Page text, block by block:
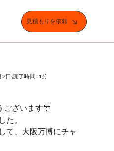
見積もりを依頼
2日 読了時間: 1分
ございます🎊
た。
て、大阪万博にチャ